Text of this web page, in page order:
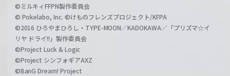
©ミルキィFFPN製作委員会
© Pokelabo, Inc. ©けものフレンズプロジェクト/KFPA
©2016 ひろやまひろし・TYPE-MOON／KADOKAWA／「プリズマ☆イ
リヤ ドライ!!」製作委員会
©Project Luck & Logic
©Project シンフォギアAXZ
©BanG Dream! Project